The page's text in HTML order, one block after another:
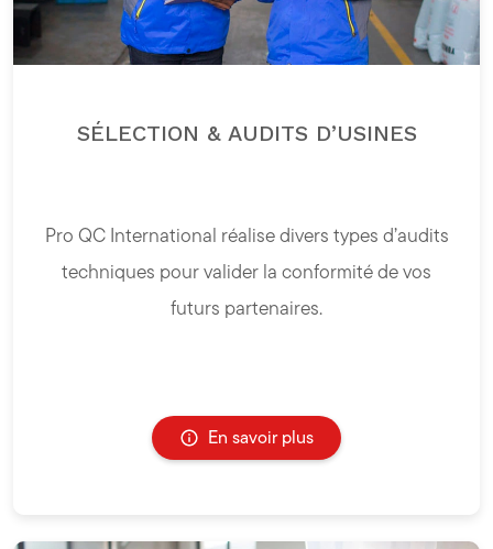
SÉLECTION & AUDITS D’USINES
Pro QC International réalise divers types d’audits
techniques pour valider la conformité de vos
futurs partenaires.
En savoir plus